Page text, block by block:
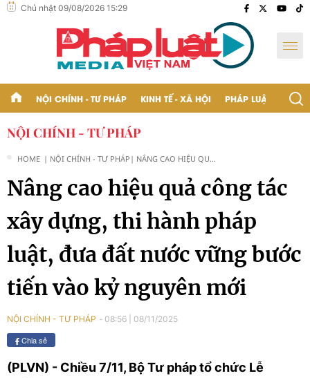
Chủ nhật 09/08/2026 15:29
NỘI CHÍNH - TƯ PHÁP KINH TẾ - XÃ HỘI PHÁP LUẬT - BẠN
NỘI CHÍNH - TƯ PHÁP
HOME | NỘI CHÍNH - TƯ PHÁP | NÂNG CAO HIỆU QUẢ
THI HÀNH PHÁP LUẬT,
ĐƯA ĐẤT NƯỚC VỮNG
NGUYÊN MỚI
Nâng cao hiệu quả công tác
xây dựng, thi hành pháp
luật, đưa đất nước vững bước
tiến vào kỷ nguyên mới
NỘI CHÍNH - TƯ PHÁP 08:56 08/11/2025
Chia sẻ
(PLVN) - Chiều 7/11, Bộ Tư pháp tổ chức Lễ